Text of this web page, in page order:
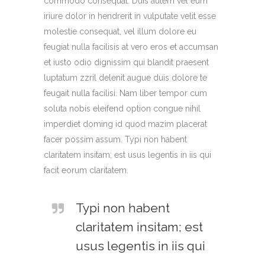
iriure dolor in hendrerit in vulputate velit esse
molestie consequat, vel illum dolore eu
feugiat nulla facilisis at vero eros et accumsan
et iusto odio dignissim qui blandit praesent
luptatum zzril delenit augue duis dolore te
feugait nulla facilisi. Nam liber tempor cum
soluta nobis eleifend option congue nihil
imperdiet doming id quod mazim placerat
facer possim assum. Typi non habent
claritatem insitam; est usus legentis in iis qui
facit eorum claritatem.
Typi non habent
claritatem insitam; est
usus legentis in iis qui